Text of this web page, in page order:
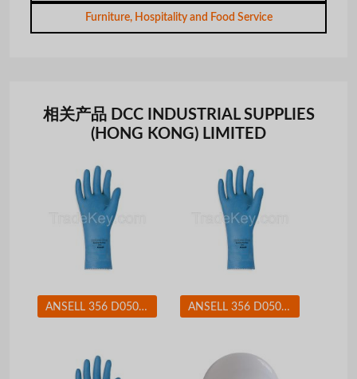
Furniture, Hospitality and Food Service
相关产品 DCC INDUSTRIAL SUPPLIES
(HONG KONG) LIMITED
ANSELL 356 D0508 Chemical Resistant Glove 17 mil Sz 8 PR ANSELL 356 D0508 Chemical Resistant Glove 17 mil Sz 9 PR